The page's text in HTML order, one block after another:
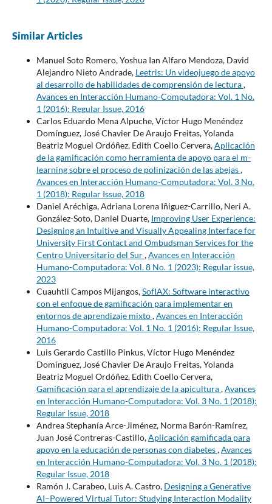
Similar Articles
Manuel Soto Romero, Yoshua Ian Alfaro Mendoza, David
Alejandro Nieto Andrade, Leetris: Un videojuego de apoyo
al desarrollo de habilidades de comprensión de lectura,
Avances en Interacción Humano-Computadora: Vol. 1 No.
1 (2016): Regular Issue, 2016
Carlos Eduardo Mena Alpuche, Víctor Hugo Menéndez
Domínguez, José Chavier De Araujo Freitas, Yolanda
Beatriz Moguel Ordóñez, Edith Coello Cervera,Aplicación
de la gamificación como herramienta de apoyo para el m-
learning sobre el proceso de polinización de las abejas,
Avances en Interacción Humano-Computadora: Vol. 3 No.
1 (2018): Regular Issue, 2018
Daniel Aréchiga, Adriana Lorena Iñiguez-Carrillo, Neri A.
González-Soto, Daniel Duarte, Improving User Experience:
Designing an Intuitive and Visually Appealing Interface for
University First Contact and Ombudsman Services for the
Centro Universitario del Sur,Avances en Interacción
Humano-Computadora: Vol. 8 No. 1 (2023): Regular issue,
2023
Cuauhtli Campos Mijangos,SofIAX: Software interactivo
con el enfoque de gamificación para implementar en
entornos de aprendizaje mixto,Avances en Interacción
Humano-Computadora: Vol. 1 No. 1 (2016): Regular Issue,
2016
Luis Gerardo Castillo Pinkus, Víctor Hugo Menéndez
Domínguez, José Chavier De Araujo Freitas, Yolanda
Beatriz Moguel Ordóñez, Edith Coello Cervera,
Gamificación para el aprendizaje de la apicultura,Avances
en Interacción Humano-Computadora: Vol. 3 No. 1 (2018):
Regular Issue, 2018
Andrea Stephanía Arce-Jiménez, Norma Barón-Ramírez,
Juan José Contreras-Castillo,Aplicación gamificada para
apoyo en la educación de personas con diabetes,Avances
en Interacción Humano-Computadora: Vol. 3 No. 1 (2018):
Regular Issue, 2018
Ramón J. Carabeo, Luis A. Castro, Designing a Generative
AI–Powered Virtual Tutor: Studying Interaction Modality